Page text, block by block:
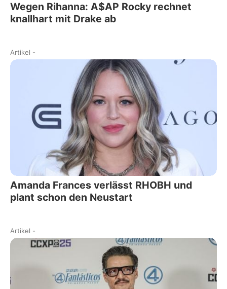
Wegen Rihanna: A$AP Rocky rechnet
knallhart mit Drake ab
Artikel -
Amanda Frances verlässt RHOBH und
plant schon den Neustart
Artikel -